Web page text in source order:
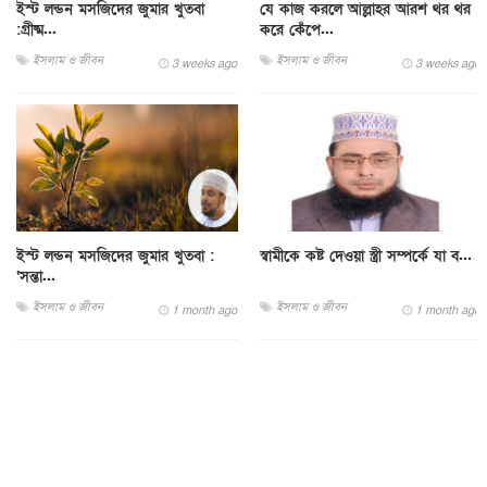
ইস্ট লন্ডন মসজিদের জুমার খুতবা
:গ্রীষ্ম...
ইসলাম ও জীবন 3 weeks ago
যে কাজ করলে আল্লাহর আরশ থর থর
করে কেঁপে...
ইসলাম ও জীবন 3 weeks ago
ইস্ট লন্ডন মসজিদের জুমার খুতবা :
‘সন্তা...
ইসলাম ও জীবন 1 month ago
স্বামীকে কষ্ট দেওয়া স্ত্রী সম্পর্কে যা ব...
ইসলাম ও জীবন 1 month ago